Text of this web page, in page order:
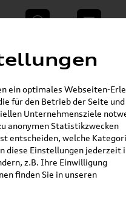
WhatsApp E-Mail
und Zubehör »
Zubehör »
& Dekorfolien
A5 / S5
in
ein optimales Webseiten-
für den Betrieb der Seite
Unternehmensziele
anonymen Statistikzwecken
entscheiden, welche
diese Einstellungen jederzeit
z.B. Ihre Einwilligung
finden Sie in unseren